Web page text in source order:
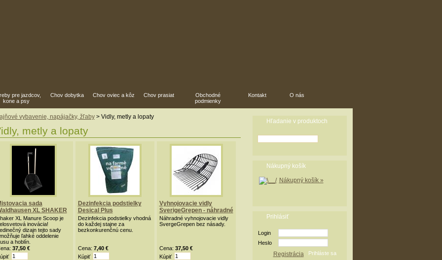
pre jazdcov,
kone a psy
Chov dobytka Chov oviec a kôz Chov prasiat
Obchodné
podmienky
Kontakt O nás
vybavenie, napájačky, žľaby> Vidly, metly a lopaty
metly a lopaty
sada
XL SHAKER
XL Manure Scoop je
inovácia!
dizajn tejto sady
ľahké oddelenie
a hoblín.
37,50 €
Dezinfekcia podstielky
Desical Plus
Dezinfekcia podstielky vhodná
do každej stajne za
bezkonkurenčnú cenu.
Cena: 7,40 €
Kúpiť
Vyhnojovacie vidly
SverigeGrepen - náhradné
Náhradné vyhnojovacie vidly
SvergeGrepen bez násady.
Cena: 37,50 €
Kúpiť
Hľadanie v produktoch
Nákupný košík
Nákupný košík »
Prihlásiť
Login
Heslo
Registrácia